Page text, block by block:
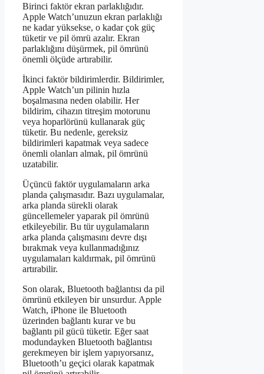
Birinci faktör ekran parlaklığıdır.
Apple Watch’unuzun ekran parlaklığı
ne kadar yüksekse, o kadar çok güç
tüketir ve pil ömrü azalır. Ekran
parlaklığını düşürmek, pil ömrünü
önemli ölçüde artırabilir.
İkinci faktör bildirimlerdir. Bildirimler,
Apple Watch’un pilinin hızla
boşalmasına neden olabilir. Her
bildirim, cihazın titreşim motorunu
veya hoparlörünü kullanarak güç
tüketir. Bu nedenle, gereksiz
bildirimleri kapatmak veya sadece
önemli olanları almak, pil ömrünü
uzatabilir.
Üçüncü faktör uygulamaların arka
planda çalışmasıdır. Bazı uygulamalar,
arka planda sürekli olarak
güncellemeler yaparak pil ömrünü
etkileyebilir. Bu tür uygulamaların
arka planda çalışmasını devre dışı
bırakmak veya kullanmadığınız
uygulamaları kaldırmak, pil ömrünü
artırabilir.
Son olarak, Bluetooth bağlantısı da pil
ömrünü etkileyen bir unsurdur. Apple
Watch, iPhone ile Bluetooth
üzerinden bağlantı kurar ve bu
bağlantı pil gücü tüketir. Eğer saat
modundayken Bluetooth bağlantısı
gerekmeyen bir işlem yapıyorsanız,
Bluetooth’u geçici olarak kapatmak